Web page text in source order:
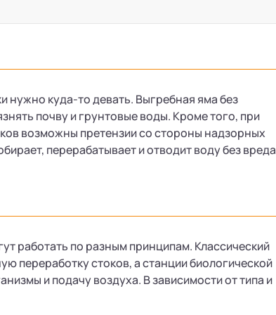
нужно куда-то девать. Выгребная яма без
почву и грунтовые воды. Кроме того, при
возможны претензии со стороны надзорных
перерабатывает и отводит воду без вреда
работать по разным принципам. Классический
переработку стоков, а станции биологической
и подачу воздуха. В зависимости от типа и